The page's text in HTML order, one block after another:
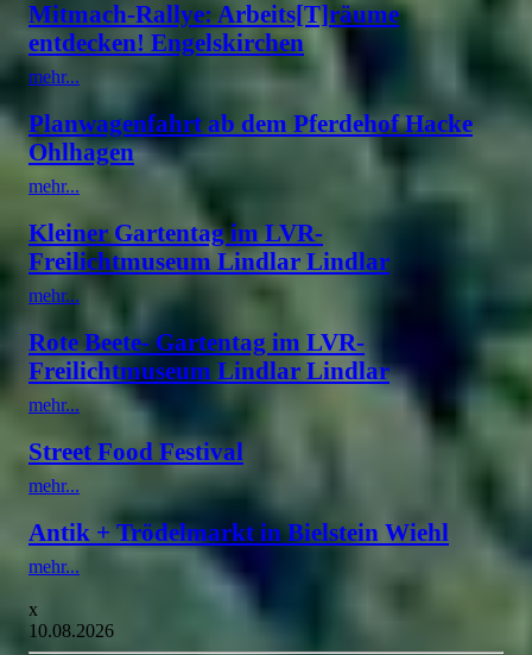
Mitmach-Rallye: Arbeits[T]räume
entdecken! Engelskirchen
mehr...
Planwagenfahrt ab dem Pferdehof Hacke
Ohlhagen
mehr...
Kleiner Gartentag im LVR-
Freilichtmuseum Lindlar Lindlar
mehr...
Rote Beete- Gartentag im LVR-
Freilichtmuseum Lindlar Lindlar
mehr...
Street Food Festival
mehr...
Antik + Trödelmarkt in Bielstein Wiehl
mehr...
x
10.08.2026